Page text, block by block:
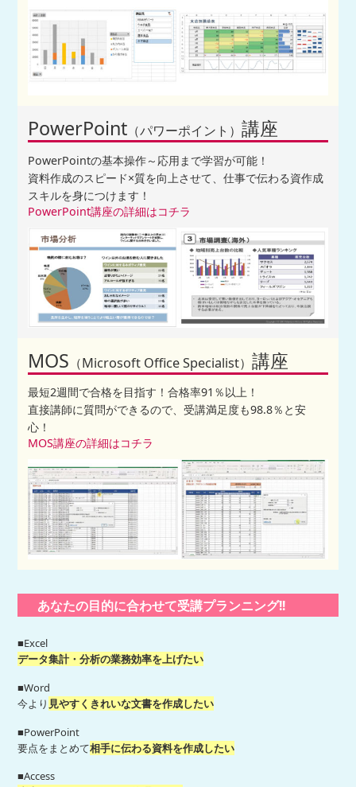
PowerPoint （パワーポイント）講座
PowerPointの基本操作～応用まで学習が可能！
資料作成のスピード×質を向上させて、仕事で伝わる資作成
スキルを身につけます！
PowerPoint講座の詳細はコチラ
MOS （Microsoft Office Specialist）講座
最短2週間で合格を目指す！合格率91％以上！
直接講師に質問ができるので、受講満足度も98.8％と安
心！
MOS講座の詳細はコチラ
あなたの目的に合わせて受講プランニング!!
■Excel
データ集計・分析の業務効率を上げたい
■Word
今より 見やすくきれいな文書を作成したい
■PowerPoint
要点をまとめて相手に伝わる資料を作成したい
■Access